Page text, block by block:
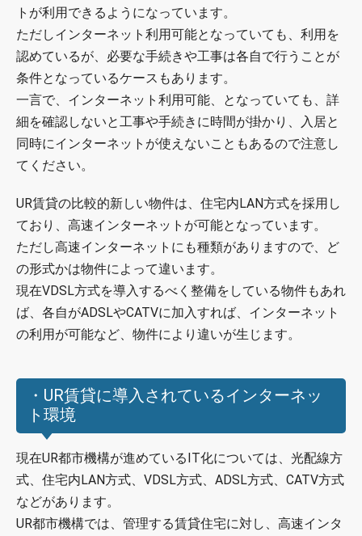
トが利用できるようになっています。
ただしインターネット利用可能となっていても、利用を
認めているが、必要な手続きや工事は各自で行うことが
条件となっているケースもあります。
一言で、インターネット利用可能、となっていても、詳
細を確認しないと工事や手続きに時間が掛かり、入居と
同時にインターネットが使えないこともあるので注意し
てください。
UR賃貸の比較的新しい物件は、住宅内LAN方式を採用し
ており、高速インターネットが可能となっています。
ただし高速インターネットにも種類がありますので、ど
の形式かは物件によって違います。
現在VDSL方式を導入するべく整備をしている物件もあれ
ば、各自がADSLやCATVに加入すれば、インターネット
の利用が可能など、物件により違いが生じます。
・UR賃貸に導入されているインターネッ
ト環境
現在UR都市機構が進めているIT化については、光配線方
式、住宅内LAN方式、VDSL方式、ADSL方式、CATV方式
などがあります。
UR都市機構では、管理する賃貸住宅に対し、高速インタ